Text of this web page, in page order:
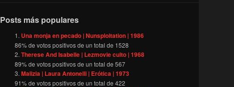
Posts más populares
Una monja en pecado | Nunsploitation | 1986
86% de votos positivos de un total de 1528
Therese And Isabelle | Lezmovie culto | 1968
89% de votos positivos de un total de567
Malizia | Laura Antonelli | Erótica | 1973
91% de votos positivos de un total de422